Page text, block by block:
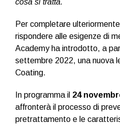
Per completare
rispondere alle esigenze di
Academy ha introdotto, a
settembre 2022, una nuova
Coating.
In programma il 24
affronterà il processo di
pretrattamento e le